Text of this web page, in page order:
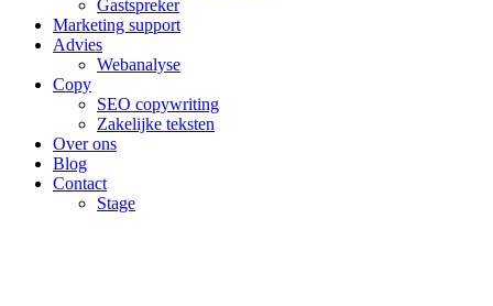
Gastspreker
Marketing support
Advies
Webanalyse
Copy
SEO copywriting
Zakelijke teksten
Over ons
Blog
Contact
Stage